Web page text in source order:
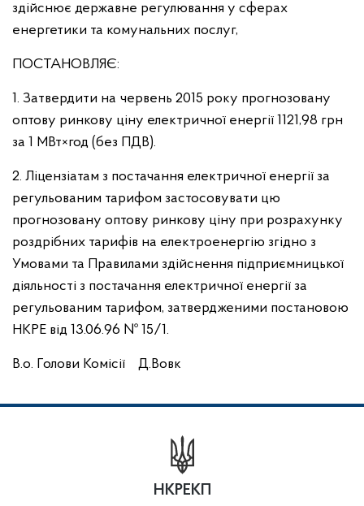
здійснює державне регулювання у сферах
енергетики та комунальних послуг,
ПОСТАНОВЛЯЄ:
1. Затвердити на червень 2015 року прогнозовану
оптову ринкову ціну електричної енергії 1121,98 грн
за 1 МВт×год (без ПДВ).
2. Ліцензіатам з постачання електричної енергії за
регульованим тарифом застосовувати цю
прогнозовану оптову ринкову ціну при розрахунку
роздрібних тарифів на електроенергію згідно з
Умовами та Правилами здійснення підприємницької
діяльності з постачання електричної енергії за
регульованим тарифом, затвердженими постановою
НКРЕ від 13.06.96 № 15/1.
В.о. Голови Комісії Д.Вовк
НКРЕКП